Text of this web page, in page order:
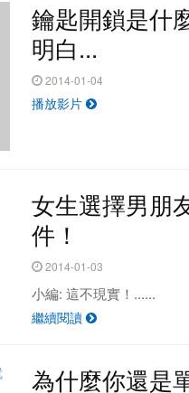
鑰匙開鎖是什
明白...
2014-01-04
播放影片
女生選擇男朋
件！
2014-01-03
小編: 這不現實！......
繼續閱讀
為什麼你還是